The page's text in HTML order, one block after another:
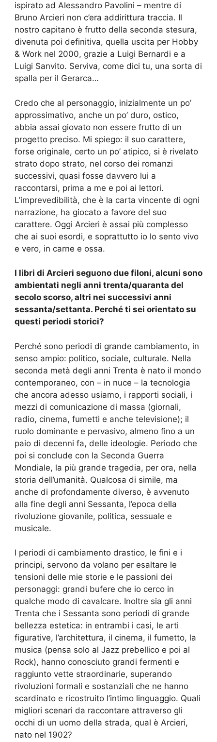
ispirato ad Alessandro Pavolini – mentre di
Bruno Arcieri non c’era addirittura traccia. Il
nostro capitano è frutto della seconda stesura,
divenuta poi definitiva, quella uscita per Hobby
& Work nel 2000, grazie a Luigi Bernardi e a
Luigi Sanvito. Serviva, come dici tu, una sorta di
spalla per il Gerarca…
Credo che al personaggio, inizialmente un po’
approssimativo, anche un po’ duro, ostico,
abbia assai giovato non essere frutto di un
progetto preciso. Mi spiego: il suo carattere,
forse originale, certo un po’ atipico, si è rivelato
strato dopo strato, nel corso dei romanzi
successivi, quasi fosse davvero lui a
raccontarsi, prima a me e poi ai lettori.
L’imprevedibilità, che è la carta vincente di ogni
narrazione, ha giocato a favore del suo
carattere. Oggi Arcieri è assai più complesso
che ai suoi esordi, e soprattutto io lo sento vivo
e vero, in carne e ossa.
I libri di Arcieri seguono due filoni, alcuni sono
ambientati negli anni trenta/quaranta del
secolo scorso, altri nei successivi anni
sessanta/settanta. Perché ti sei orientato su
questi periodi storici?
Perché sono periodi di grande cambiamento, in
senso ampio: politico, sociale, culturale. Nella
seconda metà degli anni Trenta è nato il mondo
contemporaneo, con – in nuce – la tecnologia
che ancora adesso usiamo, i rapporti sociali, i
mezzi di comunicazione di massa (giornali,
radio, cinema, fumetti e anche televisione); il
ruolo dominante e pervasivo, almeno fino a un
paio di decenni fa, delle ideologie. Periodo che
poi si conclude con la Seconda Guerra
Mondiale, la più grande tragedia, per ora, nella
storia dell’umanità. Qualcosa di simile, ma
anche di profondamente diverso, è avvenuto
alla fine degli anni Sessanta, l’epoca della
rivoluzione giovanile, politica, sessuale e
musicale.
I periodi di cambiamento drastico, le fini e i
principi, servono da volano per esaltare le
tensioni delle mie storie e le passioni dei
personaggi: grandi bufere che io cerco in
qualche modo di cavalcare. Inoltre sia gli anni
Trenta che i Sessanta sono periodi di grande
bellezza estetica: in entrambi i casi, le arti
figurative, l’architettura, il cinema, il fumetto, la
musica (pensa solo al Jazz prebellico e poi al
Rock), hanno conosciuto grandi fermenti e
raggiunto vette straordinarie, superando
rivoluzioni formali e sostanziali che ne hanno
scardinato e ricostruito l’intimo linguaggio. Quali
migliori scenari da raccontare attraverso gli
occhi di un uomo della strada, qual è Arcieri,
nato nel 1902?